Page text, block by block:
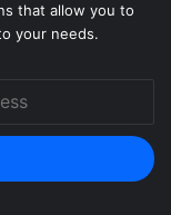
that allow you to
your needs.